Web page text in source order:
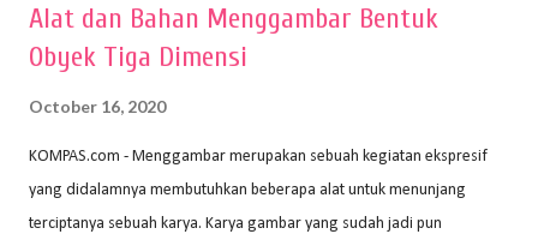
Alat dan Bahan Menggambar Bentuk
Obyek Tiga Dimensi
October 16, 2020
KOMPAS.com - Menggambar merupakan sebuah kegiatan ekspresif
yang didalamnya membutuhkan beberapa alat untuk menunjang
terciptanya sebuah karya. Karya gambar yang sudah jadi pun